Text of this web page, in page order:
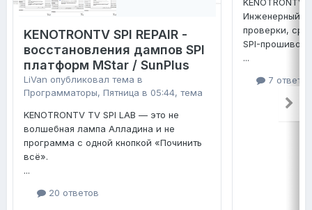
KENOTRONTV SPI REPAIR -
восстановления дампов SPI
платформ MStar / SunPlus
LiVan опубликовал тема в
Программаторы, Пятница в 05:44, тема
KENOTRONTV TV SPI LAB — это не
волшебная лампа Алладина и не
программа с одной кнопкой «Починить
всё».
...
20 ответов
KENOTRONTV
Инженерный
проверки,
SPI-прошивок
...
7 ответов